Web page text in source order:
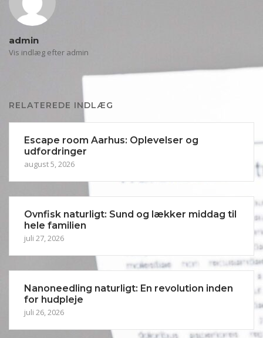
admin
Vis indlæg efter admin
RELATEREDE INDLÆG
Escape room Aarhus: Oplevelser og
udfordringer
august 5, 2026
Ovnfisk naturligt: Sund og lækker middag til
hele familien
juli 27, 2026
Nanoneedling naturligt: En revolution inden
for hudpleje
juli 26, 2026